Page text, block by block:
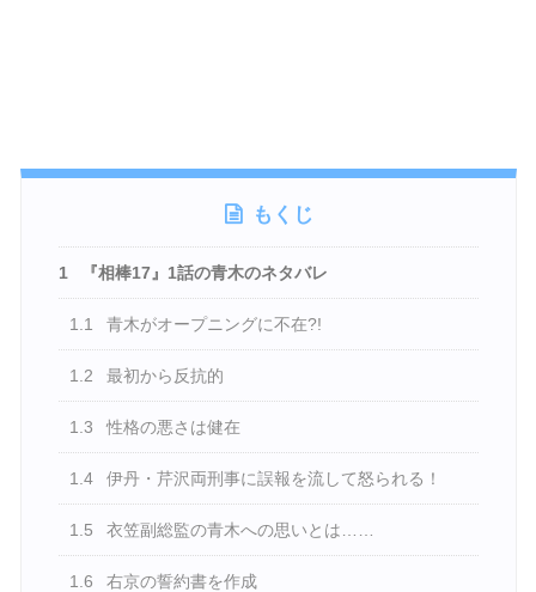
もくじ
1 『相棒17』1話の青木のネタバレ
1.1 青木がオープニングに不在?!
1.2 最初から反抗的
1.3 性格の悪さは健在
1.4 伊丹・芹沢両刑事に誤報を流して怒られる！
1.5 衣笠副総監の青木への思いとは……
1.6 右京の誓約書を作成